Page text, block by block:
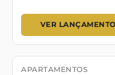
VER LANÇAMENTO
Lançamento
APARTAMENTOS